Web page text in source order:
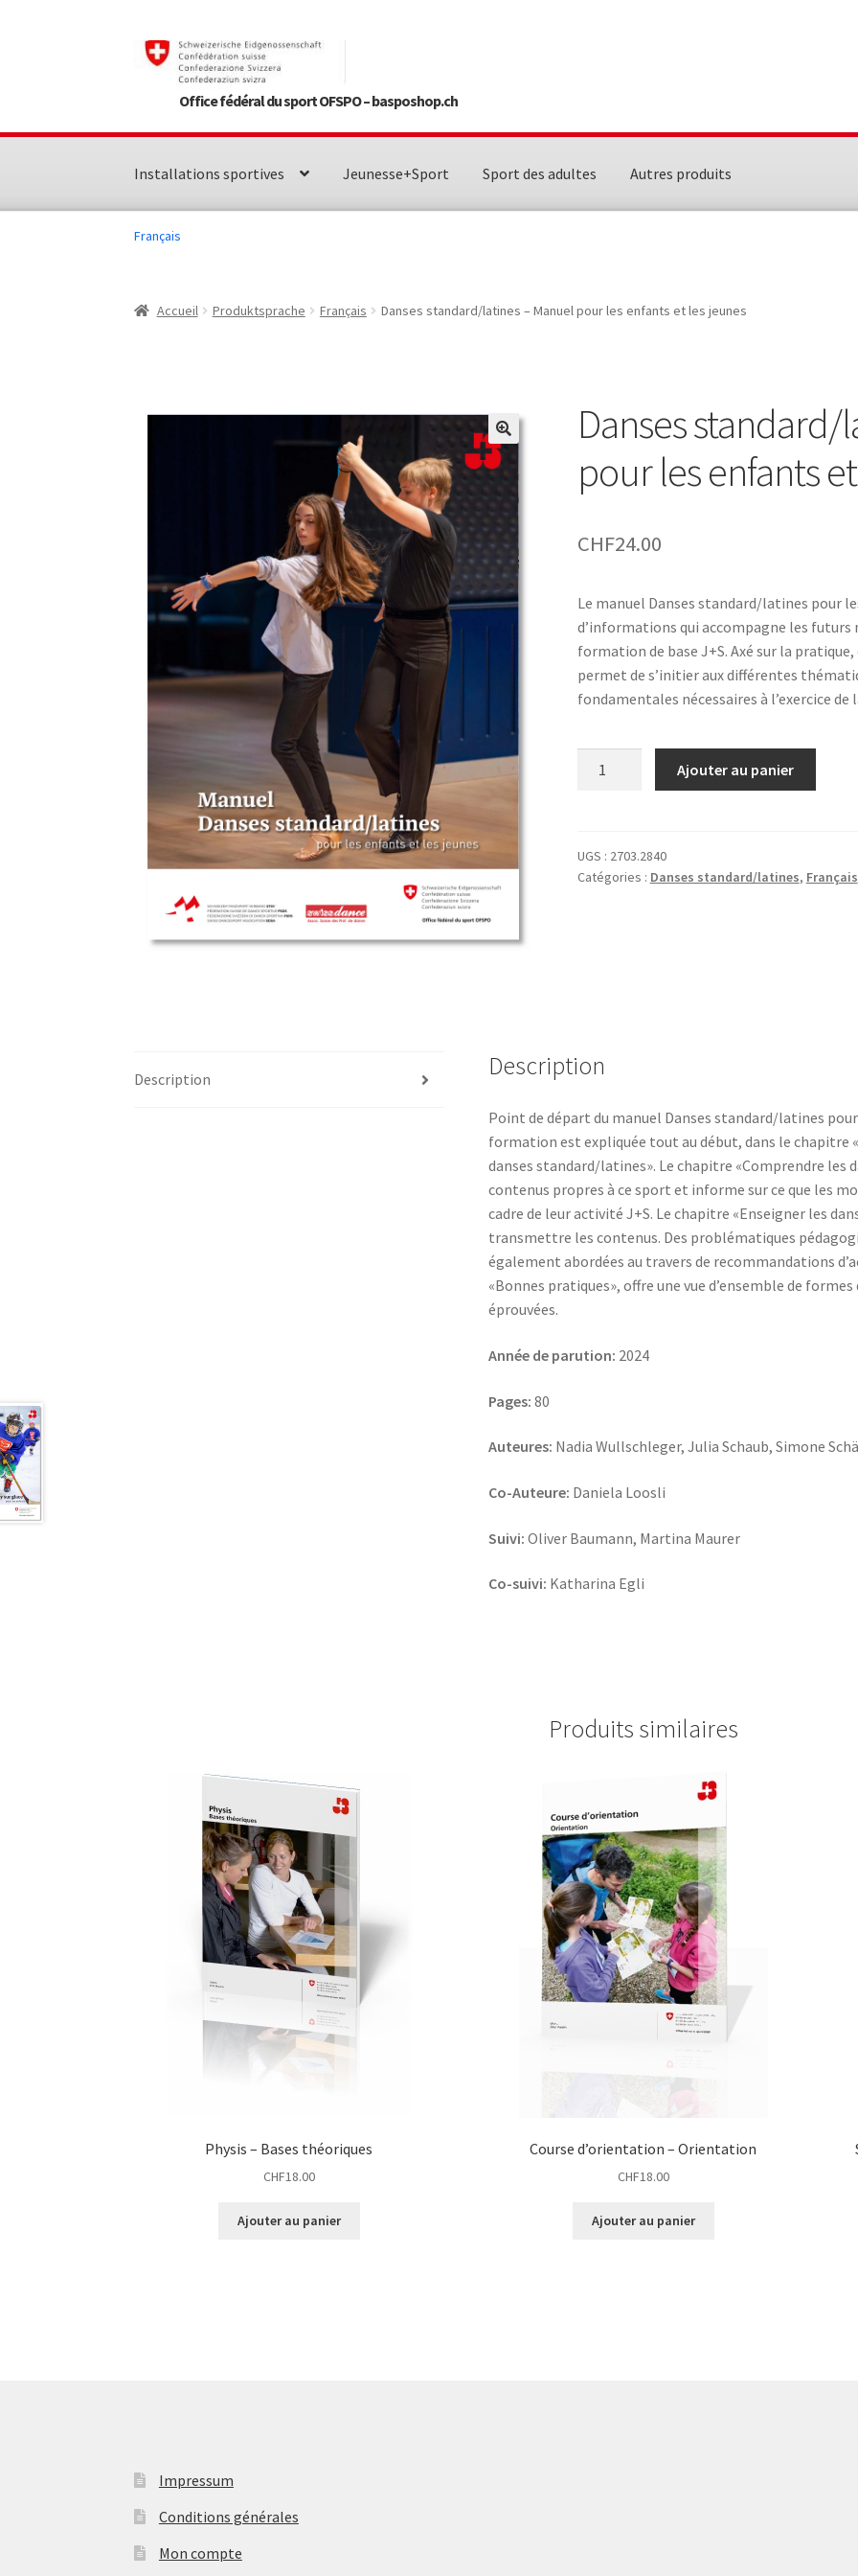
Aller
Aller
contenuOffice fédéral du sport OFSPO – basposhop.ch
Installations sportives Jeunesse+Sport Sport des adultes Autres produits
Français
Accueil Produktsprache Français Danses standard/latines – Manuel pour les enfants et les jeunes
Danses
pour les enfants
CHF24.00
Le manuel Danses standard/latines pour
d’informations qui accompagne les
formation de base J+S. Axé sur la
permet de s’initier aux différentes
fondamentales nécessaires à l’exercice
–
Manuel
Ajouter au panier
UGS : 2703.2840
Catégories : Danses standard/latines, Français
Description Description
Point de départ du manuel Danses standard/latines
formation est expliquée tout au début, dans le chapitre
danses standard/latines». Le chapitre «Comprendre les
contenus propres à ce sport et informe sur ce que les
cadre de leur activité J+S. Le chapitre «Enseigner les
transmettre les contenus. Des problématiques
également abordées au travers de recommandations
«Bonnes pratiques», offre une vue d’ensemble de
éprouvées.
Année de parution: 2024
Pages: 80
Auteures: Nadia Wullschleger, Julia Schaub, Simone
Co-Auteure: Daniela Loosli
Suivi: Oliver Baumann, Martina Maurer
Co-suivi: Katharina Egli
Produits similaires
Physis – Bases théoriques
CHF18.00
Ajouter au panier
Course d’orientation – Orientation
CHF18.00
Ajouter au panier
Impressum
Conditions générales
Mon compte